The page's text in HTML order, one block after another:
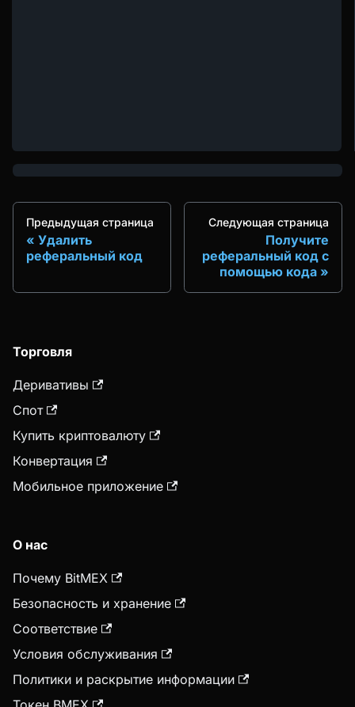
Предыдущая страница
Удалить
реферальный код
Следующая страница
Получите
реферальный код с
помощью кода
Торговля
Деривативы
Спот
Купить криптовалюту
Конвертация
Мобильное приложение
О нас
Почему BitMEX
Безопасность и хранение
Соответствие
Условия обслуживания
Политики и раскрытие информации